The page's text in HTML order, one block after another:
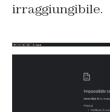
irraggiungibile.